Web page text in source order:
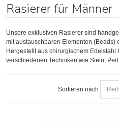
Rasierer für Männer
Unsere exklusiven Rasierer sind
mit austauschbaren Elementen (Beads)
Hergestellt aus chirurgischem Edelstahl
verschiedenen Techniken wie Stein,
Sortieren nach